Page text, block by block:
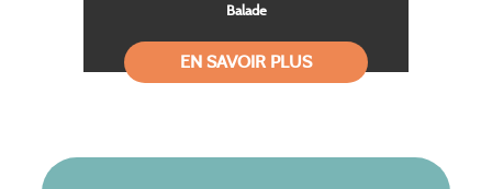
Balade
EN SAVOIR PLUS